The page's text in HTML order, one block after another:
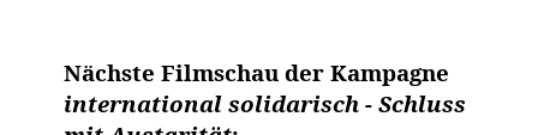
Nächste Filmschau der Kampagne
international solidarisch - Schluss